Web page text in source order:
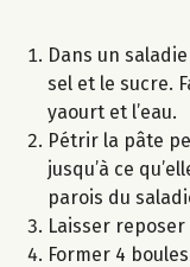
Dans un
sel et le sucre.
yaourt et l’eau.
Pétrir la pâte
jusqu’à ce
parois du
Laisser
Former 4